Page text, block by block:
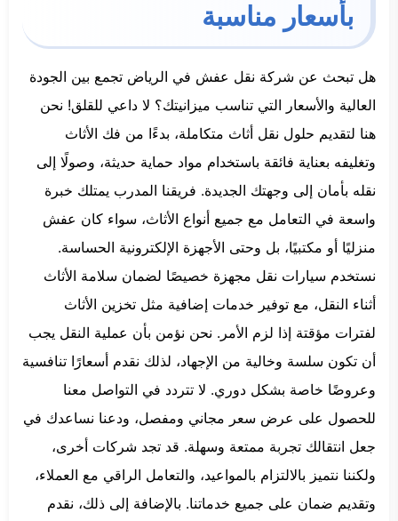
بأسعار مناسبة
هل تبحث عن شركة نقل عفش في الرياض تجمع بين الجودة
العالية والأسعار التي تناسب ميزانيتك؟ لا داعي للقلق! نحن
هنا لتقديم حلول نقل أثاث متكاملة، بدءًا من فك الأثاث
وتغليفه بعناية فائقة باستخدام مواد حماية حديثة، وصولًا إلى
نقله بأمان إلى وجهتك الجديدة. فريقنا المدرب يمتلك خبرة
واسعة في التعامل مع جميع أنواع الأثاث، سواء كان عفش
منزليًا أو مكتبيًا، بل وحتى الأجهزة الإلكترونية الحساسة.
نستخدم سيارات نقل مجهزة خصيصًا لضمان سلامة الأثاث
أثناء النقل، مع توفير خدمات إضافية مثل تخزين الأثاث
لفترات مؤقتة إذا لزم الأمر. نحن نؤمن بأن عملية النقل يجب
أن تكون سلسة وخالية من الإجهاد، لذلك نقدم أسعارًا تنافسية
وعروضًا خاصة بشكل دوري. لا تتردد في التواصل معنا
للحصول على عرض سعر مجاني ومفصل، ودعنا نساعدك في
جعل انتقالك تجربة ممتعة وسهلة. قد تجد شركات أخرى،
ولكننا نتميز بالالتزام بالمواعيد، والتعامل الراقي مع العملاء،
وتقديم ضمان على جميع خدماتنا. بالإضافة إلى ذلك، نقدم